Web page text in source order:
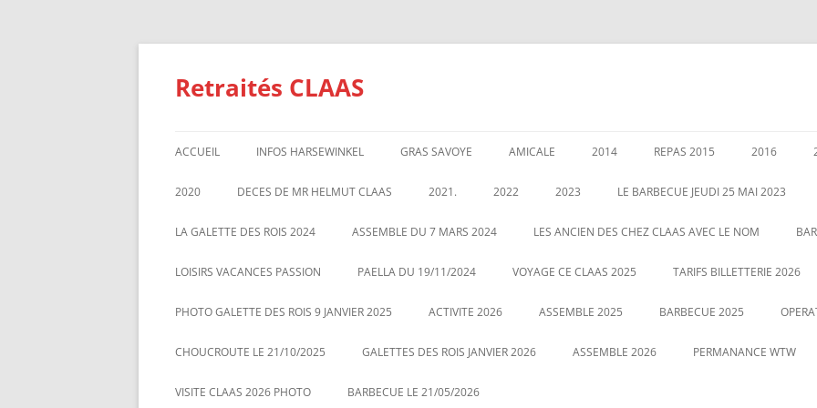
Aller
Retraités CLAAS
ACCUEIL INFOS HARSEWINKEL
ACTIVITE 2025
TARIFS BILLETTERIE AU 01/1/2025
GRAS SAVOYE
LES PERMANENCES GARANTIES AU 1 JANVIER 2020
AMICALE
CRÉATION DE AMICALE
POUR NOUS CONTACTER
2014
ASSEMBLEE 2014
COUSCOUS EN 2014
REPAS 2015 2016
GALETTE
CENTRALE
2020
GALETTE DES ROIS 2020
ASSEMBLÉ DES RETRAITÉS LE 5
DECES DE MR HELMUT CLAAS 2021. 2022
ASSEMBLE 2022
LE 21 MAI 2022 BARBECUE PHOTO
PHOTO POUR AGRANDIR
2023
GALETTE DES ROIS LE 12 JANVIER
LE BARBECUE JEUDI 25 MAI 2023
LA GALETTE DES ROIS 2024 ASSEMBLE DU 7 MARS 2024 LES ANCIEN DES CHEZ CLAAS AVEC LE NOM
LOISIRS VACANCES PASSION PAELLA DU 19/11/2024 VOYAGE CE CLAAS 2025 TARIFS BILLETTERIE 2026
PHOTO GALETTE DES ROIS 9 JANVIER 2025 ACTIVITE 2026 ASSEMBLE 2025 BARBECUE 2025
CHOUCROUTE LE 21/10/2025 GALETTES DES ROIS JANVIER 2026 ASSEMBLE 2026 PERMANANCE WTW
VISITE CLAAS 2026 PHOTO BARBECUE LE 21/05/2026